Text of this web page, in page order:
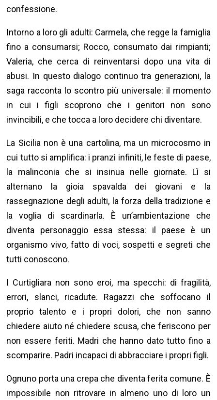
confessione.
Intorno a loro gli adulti: Carmela, che regge la famiglia
fino a consumarsi; Rocco, consumato dai rimpianti;
Valeria, che cerca di reinventarsi dopo una vita di
abusi. In questo dialogo continuo tra generazioni, la
saga racconta lo scontro più universale: il momento
in cui i figli scoprono che i genitori non sono
invincibili, e che tocca a loro decidere chi diventare.
La Sicilia non è una cartolina, ma un microcosmo in
cui tutto si amplifica: i pranzi infiniti, le feste di paese,
la malinconia che si insinua nelle giornate. Lì si
alternano la gioia spavalda dei giovani e la
rassegnazione degli adulti, la forza della tradizione e
la voglia di scardinarla. È un’ambientazione che
diventa personaggio essa stessa: il paese è un
organismo vivo, fatto di voci, sospetti e segreti che
tutti conoscono.
I Curtigliara non sono eroi, ma specchi: di fragilità,
errori, slanci, ricadute. Ragazzi che soffocano il
proprio talento e i propri dolori, che non sanno
chiedere aiuto né chiedere scusa, che feriscono per
non essere feriti. Madri che hanno dato tutto fino a
scomparire. Padri incapaci di abbracciare i propri figli.
Ognuno porta una crepa che diventa ferita comune. È
impossibile non ritrovare in almeno uno di loro un